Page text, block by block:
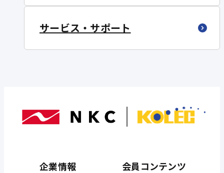
サービス・サポート
企業情報 会員コンテンツ